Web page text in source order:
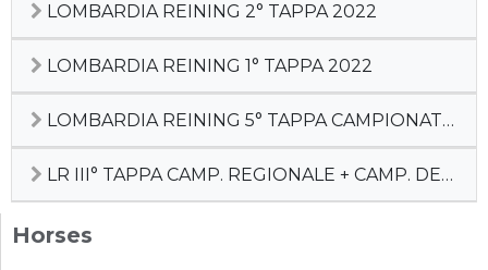
LOMBARDIA REINING 2° TAPPA 2022
LOMBARDIA REINING 1° TAPPA 2022
LOMBARDIA REINING 5° TAPPA CAMPIONATO REGIONALE
LR III° TAPPA CAMP. REGIONALE + CAMP. DEBUTTANTI
Horses